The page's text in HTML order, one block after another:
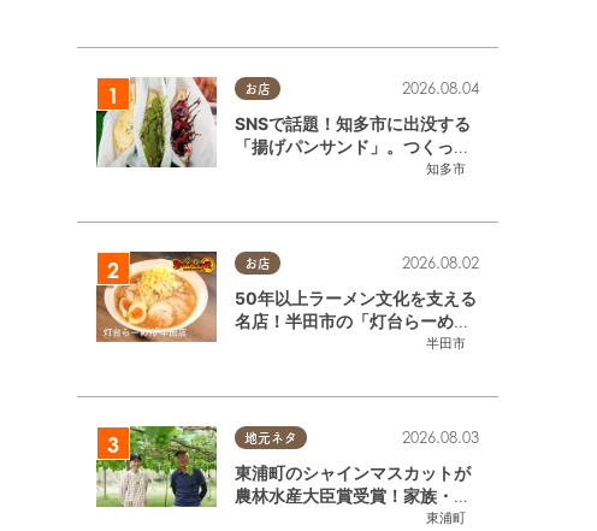
お店
知多市
2026.08.04
SNSで話題！知多市に出没する
「揚げパンサンド」。つくって
いるのはお祭りお兄さん!?【ち
お店
半田市
2026.08.02
50年以上ラーメン文化を支える
名店！半田市の「灯台らーめん
半田店」へ【熱血ラーメン伝 8
地元ネタ
東浦町
2026.08.03
東浦町のシャインマスカットが
農林水産大臣賞受賞！家族・仲
間と歩んだ「水野農園」ブドウ